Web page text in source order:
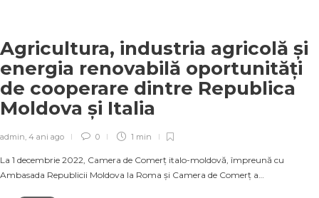
Agricultura, industria agricolă și
energia renovabilă oportunități
de cooperare dintre Republica
Moldova și Italia
admin, 4 ani ago 0 1 min
La 1 decembrie 2022, Camera de Comerț italo-moldovă, împreună cu
Ambasada Republicii Moldova la Roma și Camera de Comerț a…